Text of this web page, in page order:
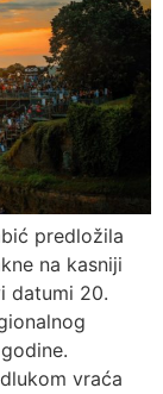
predložila
na kasniji
datumi 20.
vraća